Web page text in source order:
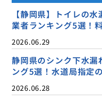
【静岡県】トイレの
業者ランキング5選！
2026.06.29
静岡県のシンク下水漏
ング5選！水道局指定
2026.06.28